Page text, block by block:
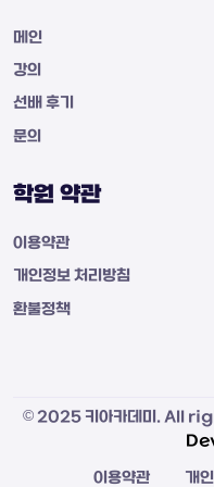
메인
강의
선배 후기
문의
학원 약관
이용약관
개인정보 처리방침
환불정책
© 2025 키아카데미. All
이용약관 개